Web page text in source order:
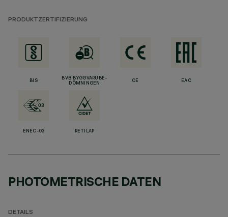
PRODUKTZERTIFIZIERUNG
BIS
BVB BYGGVARUBE-
DÖMNINGEN
CE EAC
ENEC-03 RETILAP
PHOTOMETRISCHE DATEN
DETAILS